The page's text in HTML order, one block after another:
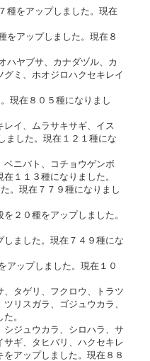
をアップしました。現在
アップしました。現在８
ヤブサ、カナダヅル、カ
ミ、ホオジロハクセキレイ
在８０５種になりまし
イ、ムラサキサギ、イス
ました。現在１２１種にな
ニバト、コチョウゲンボ
１３種になりました。
現在７７９種になりまし
０種をアップしました。
ました。現在７４９種にな
ップしました。現在１０
タゲリ、フクロウ、トラツ
リスガラ、ゴジュウカラ、
。
ジュウカラ、シロハラ、サ
ギ、タヒバリ、ハクセキレ
アップしました。現在８８